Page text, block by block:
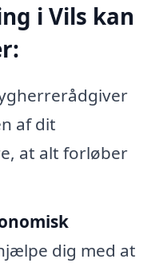
i Vils kan
af dit
at alt forløber
dig med at